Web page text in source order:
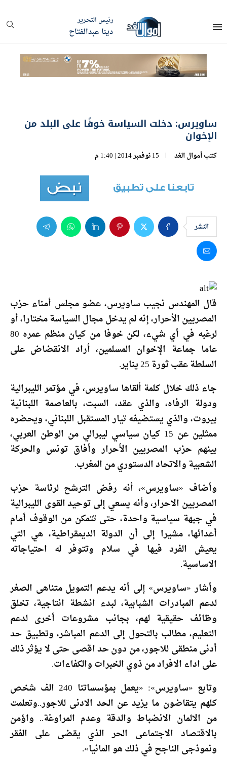
رئيس التحرير
دينا عبدالفتاح
ساويرس: دخلت السياسة خوفًا على البلد من
الإخوان
كتبأموال الغد 15 نوفمبر 2014 | 1:40 م
النشر
قال المهندس نجيب ساويرس، عضو مجلس أمناء حزب
المصريين الأحرار، إنه لم يدخل مجال السياسة مختارا، أو
لرغبه في أي شيء، لكن خوفا من كيان منظم عمره 80
عاما جماعة الإخوان المسلمين، أراد الانقضاض على
السلطة عقب ثورة 25 يناير.
جاء ذلك خلال كلمة ألقاها ساويرس، في مؤتمر الليبرالية
ودولة الرفاه، والذي عقد، السبت، بالعاصمة اللبنانية
بيروت، والذي يستضيفه تيار المستقبل اللبناني، ويحضره
ممثلين عن 15 كيان سياسي ليبرالي من الوطن العربي،
بينهم حزب المصريين الأحرار وأفاق تونس والحركة
الشعبية والاتحاد الدستوري من المغرب.
وأضاف «ساويرس»، أنه رفض الترشح لرئاسة حزب
المصريين الاحرار، وأنه يسعي إلى توحيد القوى الليبرالية
في جبهة سياسية واحدة، حتى تتمكن من الوقوف أمام
أعدائها، مشيرا إلى أن الدولة الديمقراطية، هي التي
يعيش الفرد فيها في سلام وتتوفر له احتياجاته
الاساسية.
وأشار «ساويرس» إلى أنه يدعم التمويل متناهى الصغر
لدعم المبادرات الشبابية، لبدء انشطة انتاجية، تخلق
وظائف حقيقية لهم، بجانب مشروعات أخرى لدعم
التعليم، مطالب بالتحول إلى الدعم المباشر، وتطبيق حد
أدنى منطقى للاجور، من دون حد اقصى حتى لا يؤثر ذلك
على اداء الافراد من ذوي الخبرات والكفاءات.
وتابع «ساويرس»: «يعمل بمؤسساتنا 240 الف شخص
كلهم يتقاضون ما يزيد عن الحد الادنى للاجور..وتعلمت
من الالمان الانضباط والدقة وعدم المراوغة.. واؤمن
بالاقتصاد الاجتماعى الحر الذي يقضى على الفقر
ونموذجى الناجح في ذلك هو المانيا».